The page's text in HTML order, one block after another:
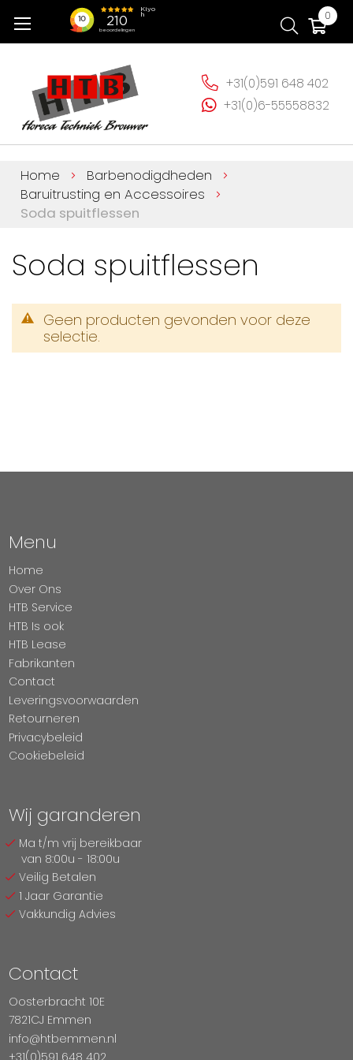
naar
0
+31(0)591 648 402
+31(0)6-55558832
Home
Barbenodigdheden
Baruitrusting en Accessoires
Soda spuitflessen
Soda spuitflessen
Geen producten gevonden voor deze
selectie.
Menu
Home
Over Ons
HTB Service
HTB Is ook
HTB Lease
Fabrikanten
Contact
Leveringsvoorwaarden
Retourneren
Privacybeleid
Cookiebeleid
Wij garanderen
Ma t/m vrij bereikbaar
van 8:00u - 18:00u
Veilig Betalen
1 Jaar Garantie
Vakkundig Advies
Contact
Oosterbracht 10E
7821CJ Emmen
info@htbemmen.nl
+31(0)591 648 402